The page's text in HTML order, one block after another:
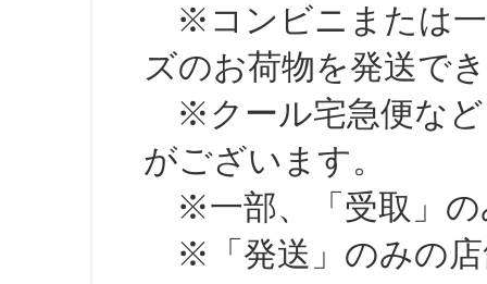
※コンビニまたは一
ズのお荷物を発送で
※クール宅急便など
がございます。
※一部、「受取」の
※「発送」のみの店